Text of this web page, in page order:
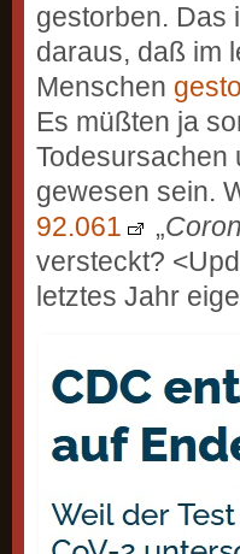
gestorben. Das
daraus, daß im
Menschen
Es müßten ja
Todesursachen
gewesen sein.
92.061
„
versteckt?
letztes Jahr